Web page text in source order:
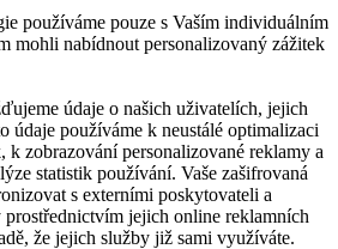
používáme pouze s Vaším individuálním
mohli nabídnout personalizovaný zážitek
údaje o našich uživatelích, jejich
údaje používáme k neustálé optimalizaci
k zobrazování personalizované reklamy a
statistik používání. Vaše zašifrovaná
s externími poskytovateli a
jejich online reklamních
že jejich služby již sami využíváte.